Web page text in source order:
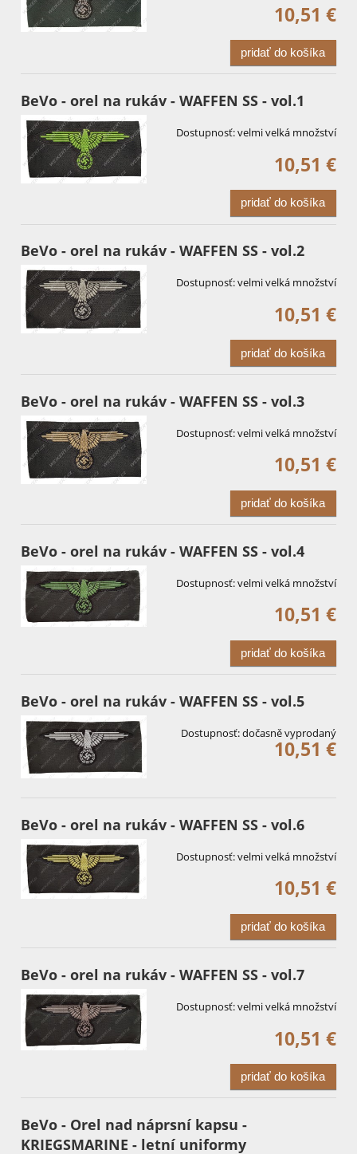
10,51 €
pridať do košíka
BeVo - orel na rukáv - WAFFEN SS - vol.1
Dostupnosť:velmi velká množství
10,51 €
pridať do košíka
BeVo - orel na rukáv - WAFFEN SS - vol.2
Dostupnosť:velmi velká množství
10,51 €
pridať do košíka
BeVo - orel na rukáv - WAFFEN SS - vol.3
Dostupnosť:velmi velká množství
10,51 €
pridať do košíka
BeVo - orel na rukáv - WAFFEN SS - vol.4
Dostupnosť:velmi velká množství
10,51 €
pridať do košíka
BeVo - orel na rukáv - WAFFEN SS - vol.5
Dostupnosť:dočasně vyprodaný
10,51 €
BeVo - orel na rukáv - WAFFEN SS - vol.6
Dostupnosť:velmi velká množství
10,51 €
pridať do košíka
BeVo - orel na rukáv - WAFFEN SS - vol.7
Dostupnosť:velmi velká množství
10,51 €
pridať do košíka
BeVo - Orel nad náprsní kapsu -
KRIEGSMARINE - letní uniformy